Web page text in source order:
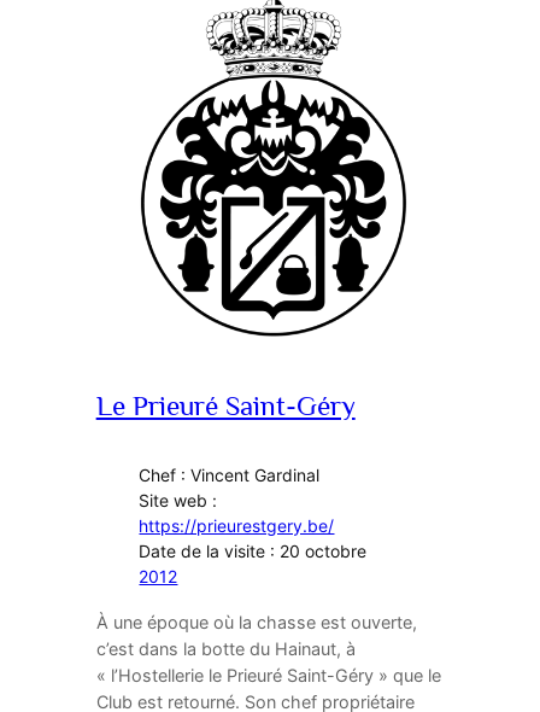
Le Prieuré Saint-Géry
Chef : Vincent Gardinal
Site web :
https://prieurestgery.be/
Date de la visite : 20 octobre
2012
À une époque où la chasse est ouverte,
c’est dans la botte du Hainaut, à
« l’Hostellerie le Prieuré Saint-Géry » que le
Club est retourné. Son chef propriétaire